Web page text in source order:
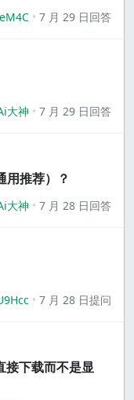
7 月 29 日回答
大神 7 月 29 日回答
用推荐）？
大神 7 月 28 日回答
7 月 28 日提问
接下载而不是显